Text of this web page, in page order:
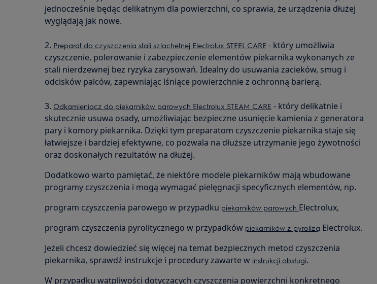
jednocześnie będąc delikatnym dla powierzchni, co sprawia, że urządzenia dłużej
wyglądają jak nowe.
2. Preparat do czyszczenia stali szlachetnej Electrolux STEEL CARE - który umożliwia
czyszczenie, polerowanie i zabezpieczenie elementów piekarnika wykonanych ze
stali nierdzewnej bez ryzyka zarysowań. Idealny do usuwania zacieków, smug i
odcisków palców, zapewniając lśniące powierzchnie z ochronną barierą.
3. Odkamieniacz do piekarników parowych Electrolux STEAM CARE - który delikatnie i
skutecznie usuwa osady, umożliwiając bezpieczne usunięcie kamienia z generatora
pary i komory piekarnika. Dzięki tym preparatom czyszczenie piekarnika staje się
łatwiejsze i bardziej efektywne, co pozwala na dłuższe utrzymanie jego żywotności
oraz doskonałych rezultatów na dłużej.
Dodatkowo warto pamiętać, że niektóre modele piekarników mają wbudowane
programy czyszczenia i mogą wymagać pielęgnacji specyficznych elementów, np.
program czyszczenia parowego w przypadku piekarników parowych Electrolux,
program czyszczenia pyrolitycznego w przypadków piekarników z pyrolizą Electrolux.
Jeżeli chcesz dowiedzieć się więcej na temat bezpiecznych metod czyszczenia
piekarnika, sprawdź instrukcje i procedury zawarte w instrukcji obsługi.
W przypadku wątpliwości dotyczących czyszczenia powierzchni konkretnego